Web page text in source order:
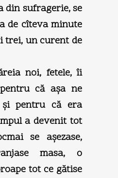
din sufragerie, se
de cîteva minute
trei, un curent de
noi, fetele, îi
că aşa ne
şi pentru că era
a devenit tot
se aşezase,
masa, o
tot ce gătise